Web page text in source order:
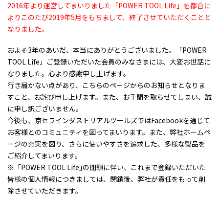
2016年より運営してまいりました「POWER TOOL Life」を都合に
よりこのたび2019年5月をもちまして、終了させていただくことと
なりました。
およそ3年のあいだ、本当にありがとうございました。「POWER
TOOL Life」ご登録いただいた会員のみなさまには、大変お世話に
なりました。心より感謝申し上げます。
行き届かない点があり、こちらのページからのお知らせとなりま
すこと、お詫び申し上げます。また、お手間を取らせてしまい、誠
に申し訳ございません。
今後も、京セラインダストリアルツールズではFacebookを通じて
お客様とのコミュニティを図ってまいります。また、弊社ホームペ
ージの充実を図り、さらに使いやすさを追求した、多様な製品を
ご紹介してまいります。
※「POWER TOOL Life｣の閉鎖に伴い、これまで登録いただいた
皆様の個人情報につきましては、閉鎖後、弊社が責任をもって削
除させていただきます。